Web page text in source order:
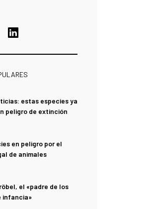
estas especies ya
peligro de extinción
en peligro por el
de animales
el «padre de los
infancia»